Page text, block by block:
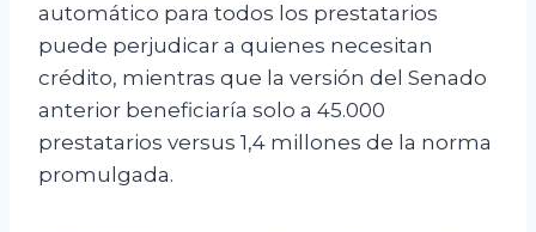
automático para todos los prestatarios
puede perjudicar a quienes necesitan
crédito, mientras que la versión del Senado
anterior beneficiaría solo a 45.000
prestatarios versus 1,4 millones de la norma
promulgada.